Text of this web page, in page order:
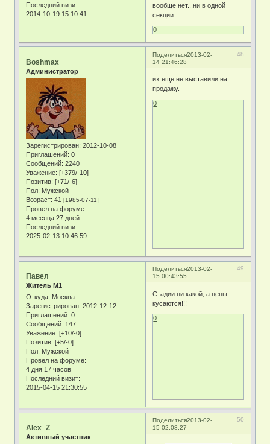
Последний визит:
2014-10-19 15:10:41
вообще нет...ни в одной
секции...
0
Поделиться 48
2013-02-
14 21:46:28
Boshmax
Администратор
Зарегистрирован: 2012-10-08
Приглашений: 0
Сообщений: 2240
Уважение: [+379/-10]
Позитив: [+71/-6]
Пол: Мужской
Возраст: 41[1985-07-11]
Провел на форуме:
4 месяца 27 дней
Последний визит:
2025-02-13 10:46:59
их еще не выставили на
продажу.
0
Поделиться 49
2013-02-
15 00:43:55
Павел
Житель М1
Откуда: Москва
Зарегистрирован: 2012-12-12
Приглашений: 0
Сообщений: 147
Уважение: [+10/-0]
Позитив: [+5/-0]
Пол: Мужской
Провел на форуме:
4 дня 17 часов
Последний визит:
2015-04-15 21:30:55
Стадии ни какой, а цены
кусаются!!!
0
Поделиться 50
2013-02-
15 02:08:27
Alex_Z
Активный участник